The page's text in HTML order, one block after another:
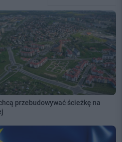
przebudowywać ścieżkę na